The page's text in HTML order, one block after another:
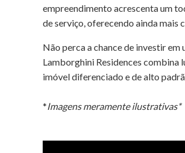
empreendimento acrescenta um
de serviço, oferecendo ainda mais
Não perca a chance de investir em
Lamborghini Residences combina
imóvel diferenciado e de alto
*Imagens meramente ilustrativas*